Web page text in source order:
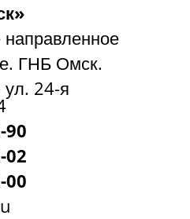
направленное
ГНБ Омск.
24-я
90
02
00